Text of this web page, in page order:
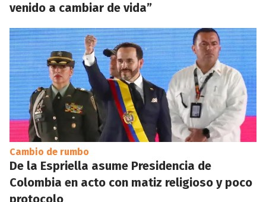
venido a cambiar de vida”
Cambio de rumbo
De la Espriella asume Presidencia de
Colombia en acto con matiz religioso y poco
protocolo